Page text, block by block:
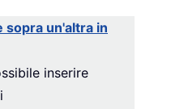
sopra un'altra in
inserire